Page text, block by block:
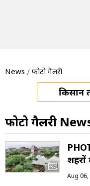
News फोटो गैलरी
किसान
फोटो गैलरी
Aug